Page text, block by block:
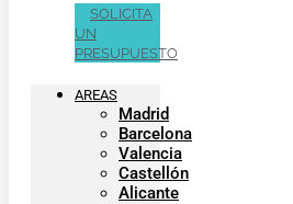
SOLICITA
UN
PRESUPUESTO
AREAS
Madrid
Barcelona
Valencia
Castellón
Alicante